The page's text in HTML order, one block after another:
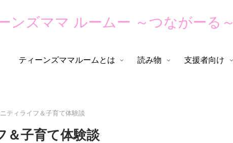
ンズママ ルームー ～つながーる～
ティーンズママルームとは 読み物 支援者向け
ティライフ＆子育て体験談
＆子育て体験談